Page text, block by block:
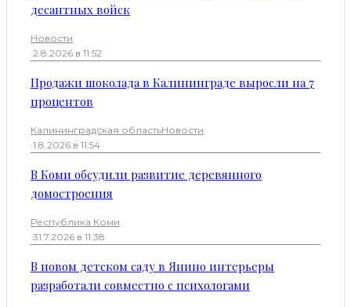
десантных войск
Новости
·2.8.2026 в 11:52
Продажи шоколада в Калининграде выросли на 7
процентов
Калининградская областьНовости
·1.8.2026 в 11:54
В Коми обсудили развитие деревянного
домостроения
Республика Коми
·31.7.2026 в 11:38
В новом детском саду в Янино интерьеры
разработали совместно с психологами